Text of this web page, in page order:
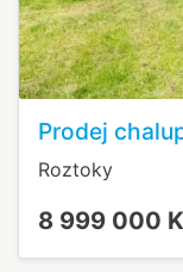
Prodej
Roztoky
8 999 000